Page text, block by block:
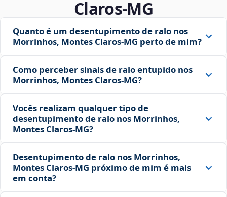
Claros‑MG
Quanto é um desentupimento de ralo nos
Morrinhos, Montes Claros‑MG perto de mim?
Como perceber sinais de ralo entupido nos
Morrinhos, Montes Claros‑MG?
Vocês realizam qualquer tipo de
desentupimento de ralo nos Morrinhos,
Montes Claros‑MG?
Desentupimento de ralo nos Morrinhos,
Montes Claros‑MG próximo de mim é mais
em conta?